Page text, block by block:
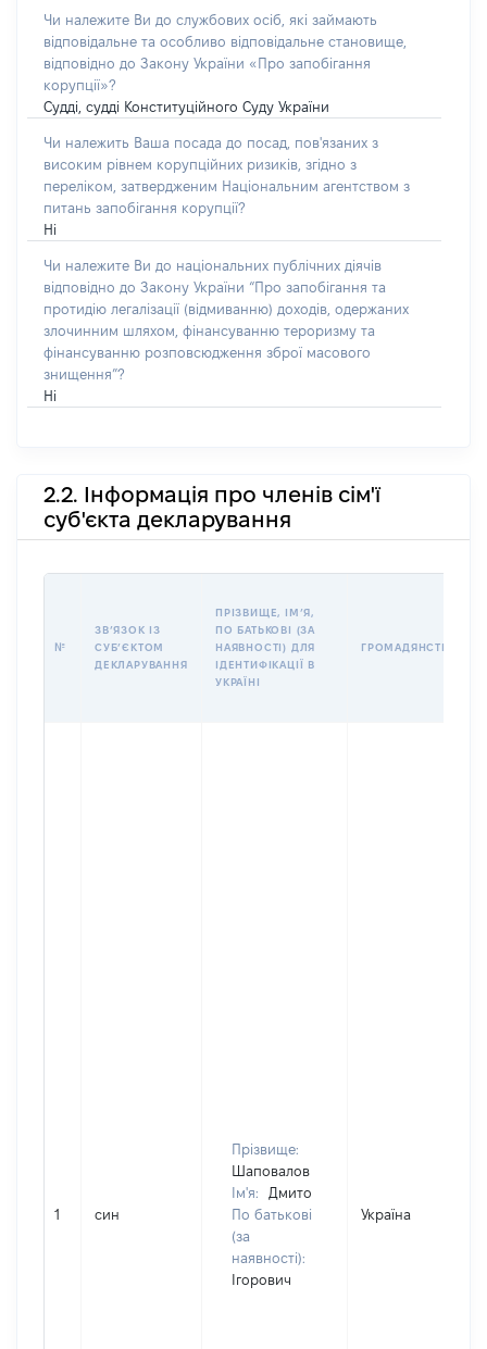
Чи належите Ви до службових осіб, які займають
відповідальне та особливо відповідальне становище,
відповідно до Закону України «Про запобігання
корупції»?
Судді, судді Конституційного Суду України
Чи належить Ваша посада до посад, пов'язаних з
високим рівнем корупційних ризиків, згідно з
переліком, затвердженим Національним агентством з
питань запобігання корупції?
Ні
Чи належите Ви до національних публічних діячів
відповідно до Закону України “Про запобігання та
протидію легалізації (відмиванню) доходів, одержаних
злочинним шляхом, фінансуванню тероризму та
фінансуванню розповсюдження зброї масового
знищення”?
Ні
2.2. Інформація про членів сім'ї
суб'єкта декларування
№
ЗВʼЯЗОК ІЗ
СУБʼЄКТОМ
ДЕКЛАРУВАННЯ
ПРІЗВИЩЕ, ІМʼЯ,
ПО БАТЬКОВІ (ЗА
НАЯВНОСТІ) ДЛЯ
ІДЕНТИФІКАЦІЇ В
УКРАЇНІ
ГРОМАДЯНСТВО
1 син
Прізвище:
Шаповалов
Ім'я:
Дмито
По батькові
(за
наявності):
Ігорович
Україна